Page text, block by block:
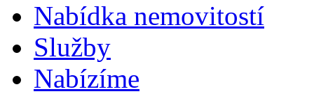
Nabídka nemovitostí
Služby
Nabízíme